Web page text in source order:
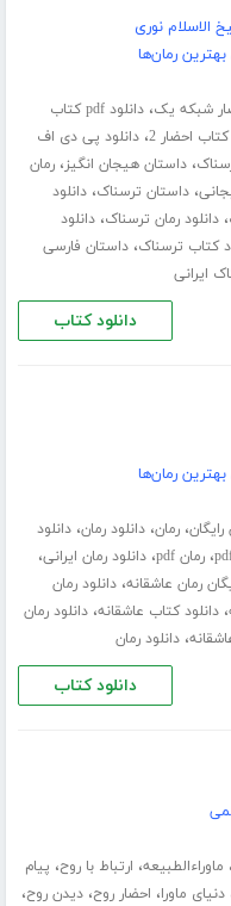
نوری
بهترین رمان‌ها
شبکه یک،
دانلود pdf کتاب
کتاب احضار 2 ،دانلود پی دی اف
،داستان هیجان انگیز،رمان
،داستان ترسناک،دانلود
،دانلود رمان ترسناک،دانلود
کتاب ترسناک،داستان فارسی
ایرانی
دانلود کتاب
بهترین رمان‌ها
رایگان،رمان،دانلود رمان،دانلود
،رمان pdf ،دانلود رمان ایرانی،
رمان عاشقانه،دانلود رمان
،دانلود کتاب عاشقانه،دانلود رمان
،دانلود رمان
دانلود کتاب
، ماوراءالطبیعه، ارتباط با روح، پیام
دنیای ماورا، احضار روح،دیدن روح،